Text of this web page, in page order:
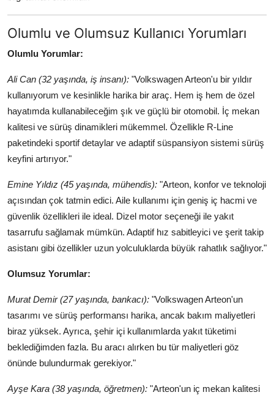
Olumlu ve Olumsuz Kullanıcı Yorumları
Olumlu Yorumlar:
Ali Can (32 yaşında, iş insanı): "Volkswagen Arteon'u bir yıldır
kullanıyorum ve kesinlikle harika bir araç. Hem iş hem de özel
hayatımda kullanabileceğim şık ve güçlü bir otomobil. İç mekan
kalitesi ve sürüş dinamikleri mükemmel. Özellikle R-Line
paketindeki sportif detaylar ve adaptif süspansiyon sistemi sürüş
keyfini artırıyor."
Emine Yıldız (45 yaşında, mühendis): "Arteon, konfor ve teknoloji
açısından çok tatmin edici. Aile kullanımı için geniş iç hacmi ve
güvenlik özellikleri ile ideal. Dizel motor seçeneği ile yakıt
tasarrufu sağlamak mümkün. Adaptif hız sabitleyici ve şerit takip
asistanı gibi özellikler uzun yolculuklarda büyük rahatlık sağlıyor."
Olumsuz Yorumlar:
Murat Demir (27 yaşında, bankacı): "Volkswagen Arteon'un
tasarımı ve sürüş performansı harika, ancak bakım maliyetleri
biraz yüksek. Ayrıca, şehir içi kullanımlarda yakıt tüketimi
beklediğimden fazla. Bu aracı alırken bu tür maliyetleri göz
önünde bulundurmak gerekiyor."
Ayşe Kara (38 yaşında, öğretmen): "Arteon'un iç mekan kalitesi